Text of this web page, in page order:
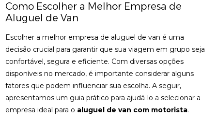
Como Escolher a Melhor Empresa de
Aluguel de Van
Escolher a melhor empresa de aluguel de van é uma
decisão crucial para garantir que sua viagem em grupo seja
confortável, segura e eficiente. Com diversas opções
disponíveis no mercado, é importante considerar alguns
fatores que podem influenciar sua escolha. A seguir,
apresentamos um guia prático para ajudá-lo a selecionar a
empresa ideal para o aluguel de van com motorista.